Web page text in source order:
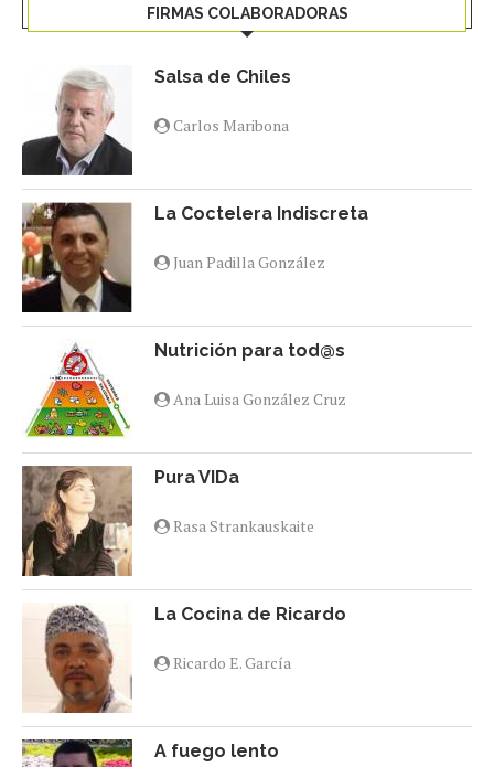
FIRMAS COLABORADORAS
Salsa de Chiles
Carlos Maribona
La Coctelera Indiscreta
Juan Padilla González
Nutrición para tod@s
Ana Luisa González Cruz
Pura VIDa
Rasa Strankauskaite
La Cocina de Ricardo
Ricardo E. García
A fuego lento